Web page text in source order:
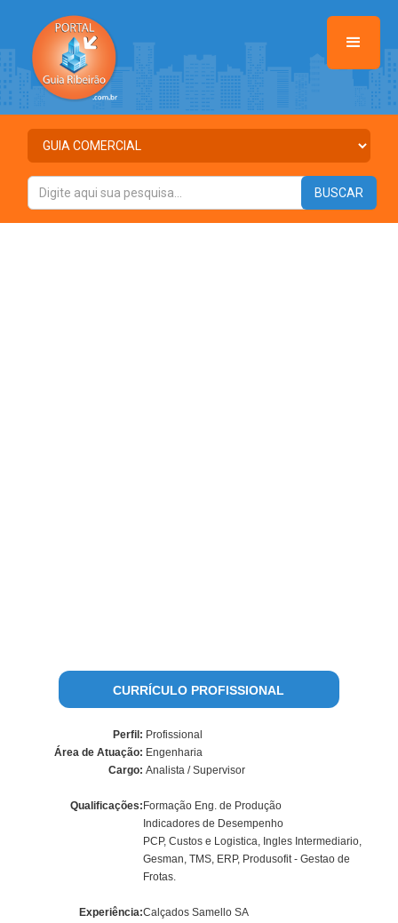
CURRÍCULO PROFISSIONAL
Perfil: Profissional
Área de Atuação: Engenharia
Cargo: Analista / Supervisor
Qualificações: Formação Eng. de Produção
Indicadores de Desempenho
PCP, Custos e Logistica, Ingles Intermediario,
Gesman, TMS, ERP, Produsofit - Gestao de
Frotas.
Experiência:Calçados Samello SA